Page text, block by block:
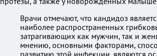
Врачи отмечают, что кандидоз
наиболее распространенных
затрагивающих как мужчин, так и
мнению, основными факторами,
развитию этой инфекции, являются